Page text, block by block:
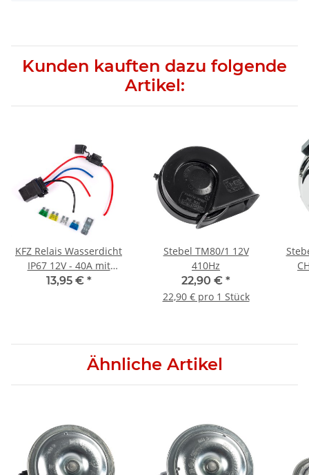
Kunden kauften dazu folgende
Artikel:
KFZ Relais Wasserdicht
IP67 12V - 40A mit
Sockel, Kabeln und
13,95 € *
Stebel TM80/1 12V
410Hz
22,90 € *
22,90 € pro 1 Stück
Ähnliche Artikel